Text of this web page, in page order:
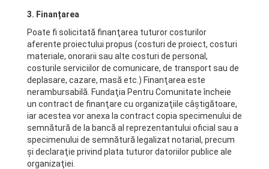
3. Finanțarea
Poate fi solicitată finanţarea tuturor costurilor
aferente proiectului propus (costuri de proiect, costuri
materiale, onorarii sau alte costuri de personal,
costurile serviciilor de comunicare, de transport sau de
deplasare, cazare, masă etc.) Finanţarea este
nerambursabilă. Fundaţia Pentru Comunitate încheie
un contract de finanţare cu organizaţiile câştigătoare,
iar acestea vor anexa la contract copia specimenului de
semnătură de la bancă al reprezentantului oficial sau a
specimenului de semnătură legalizat notarial, precum
şi declaraţie privind plata tuturor datoriilor publice ale
organizaţiei.